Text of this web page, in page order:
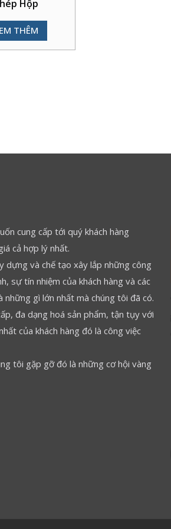
Hộp
THÊM
cung cấp tới quý khách hàng
cả hợp lý nhất.
dựng và chế tạo xây lắp những công
sự tín nhiệm của khách hàng và các
gì lớn nhất mà chúng tôi đã có.
đa dạng hoá sản phẩm, tận tụy với
của khách hàng đó là công việc
tôi gặp gỡ đó là những cơ hội vàng